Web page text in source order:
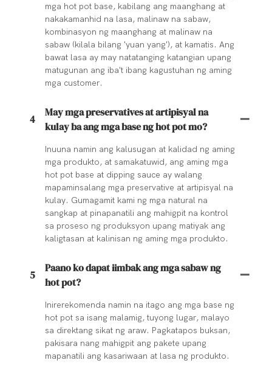
mga hot pot base, kabilang ang maanghang at
nakakamanhid na lasa, malinaw na sabaw,
kombinasyon ng maanghang at malinaw na
sabaw (kilala bilang 'yuan yang'), at kamatis. Ang
bawat lasa ay may natatanging katangian upang
matugunan ang iba't ibang kagustuhan ng aming
mga customer.
4
May mga preservatives at artipisyal na
kulay ba ang mga base ng hot pot mo?
Inuuna namin ang kalusugan at kalidad ng aming
mga produkto, at samakatuwid, ang aming mga
hot pot base at dipping sauce ay walang
mapaminsalang mga preservative at artipisyal na
kulay. Gumagamit kami ng mga natural na
sangkap at pinapanatili ang mahigpit na kontrol
sa proseso ng produksyon upang matiyak ang
kaligtasan at kalinisan ng aming mga produkto.
5
Paano ko dapat iimbak ang mga sabaw ng
hot pot?
Inirerekomenda namin na itago ang mga base ng
hot pot sa isang malamig, tuyong lugar, malayo
sa direktang sikat ng araw. Pagkatapos buksan,
pakisara nang mahigpit ang pakete upang
mapanatili ang kasariwaan at lasa ng produkto.